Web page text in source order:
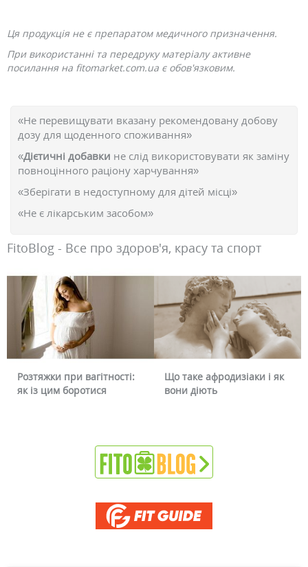
Ця продукція не є препаратом медичного призначення.
При використанні та передруку матеріалу активне
посилання на fitomarket.com.ua є обов'язковим.
«Не перевищувати вказану рекомендовану добову
дозу для щоденного споживання»
«Дієтичні добавки не слід використовувати як заміну
повноцінного раціону харчування»
«Зберігати в недоступному для дітей місці»
«Не є лікарським засобом»
FitoBlog - Все про здоров'я, красу та спорт
Що таке афродизіаки і як
вони діють
Чому червоніє обличчя і
чи можна це прибрати